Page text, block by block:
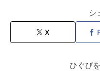
シ
X
ひぐぴ